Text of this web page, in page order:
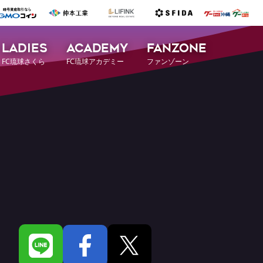
LADIES
FC琉球さくら
ACADEMY
FC琉球アカデミー
FANZONE
ファンゾーン